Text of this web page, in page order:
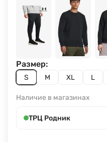
S M XL L
Размер:
Наличие в магазинах
ТРЦ Родник